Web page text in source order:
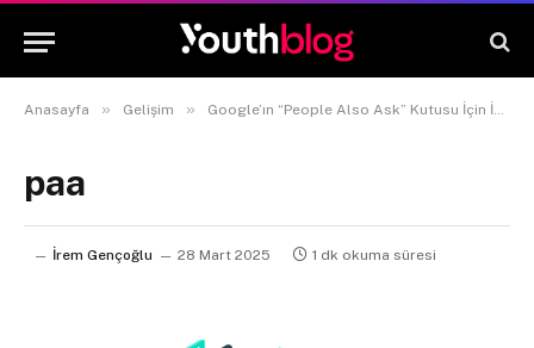
Anasayfa » Gelişim » Google’ın “People Also Ask” Kutusu İçin İçerik Optimizasyonu Nasıl Yapılır?
paa
İrem Gençoğlu 28 Mart 2025 1 dk okuma süresi